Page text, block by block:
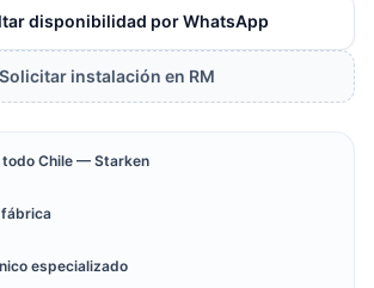
disponibilidad por WhatsApp
Solicitar instalación en RM
todo Chile — Starken
fábrica
especializado